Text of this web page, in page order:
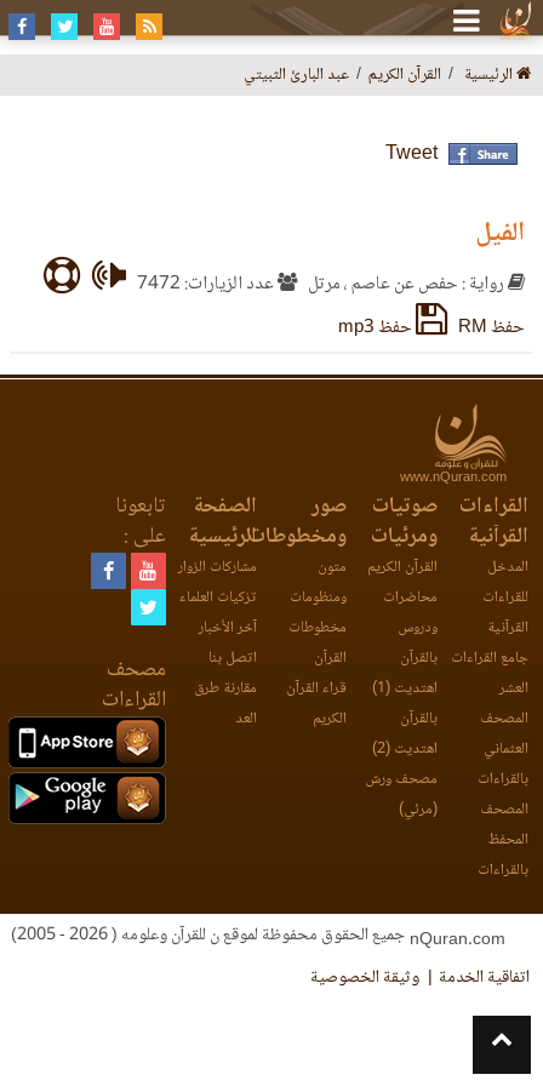
الرئيسية القرآن الكريم عبد البارئ الثبيتي
Tweet
الفيل
رواية : حفص عن عاصم ، مرتل
عدد الزيارات: 7472
حفظ RM
حفظ mp3
www.nQuran.com
القراءات
القرآنية
المدخل
للقراءات
القرآنية
جامع القراءات
العشر
المصحف
العثماني
بالقراءات
المصحف
المحفظ
بالقراءات
صوتيات
ومرئيات
القرآن الكريم
محاضرات
ودروس
بالقرآن
اهتديت (1)
بالقرآن
اهتديت (2)
مصحف ورش
(مرئي)
صور
ومخطوطات
متون
ومنظومات
مخطوطات
القرآن
قراء القرآن
الكريم
الصفحة
الرئيسية
مشاركات الزوار
تزكيات العلماء
آخر الأخبار
اتصل بنا
مقارنة طرق
العد
تابعونا
على :
مصحف
القراءات
جميع الحقوق محفوظة لموقع ن للقرآن وعلومه ( 2026 - 2005)
اتفاقية الخدمة
وثيقة الخصوصية